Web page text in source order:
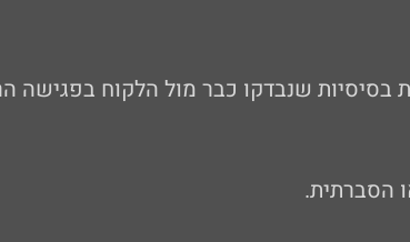
שנבדקו כבר מול הלקוח בפגישה
הסברתית.